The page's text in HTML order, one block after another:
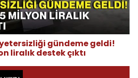
yetersizliği gündeme geldi!
liralık destek çıktı